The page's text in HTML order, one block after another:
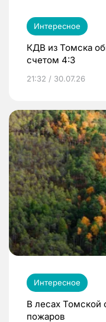
Интересное
КДВ из Томска
счетом 4:3
21:32 / 30.07.26
Интересное
В лесах Томской
пожаров